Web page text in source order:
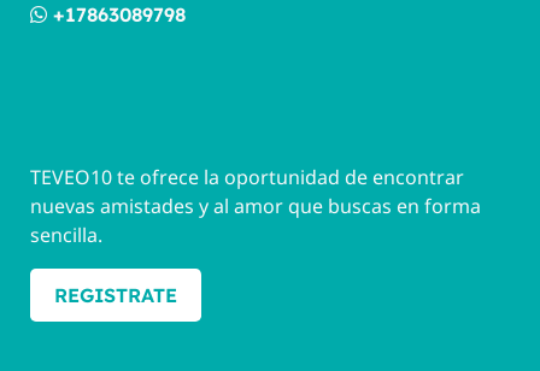
+17863089798
TEVEO10 te ofrece la oportunidad de encontrar
nuevas amistades y al amor que buscas en forma
sencilla.
REGISTRATE